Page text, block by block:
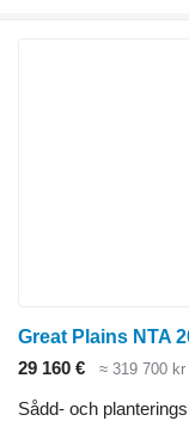
Great Plains NTA
29 160 €
≈ 319 700 kr
Sådd- och